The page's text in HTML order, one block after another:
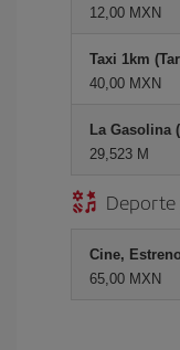
12,00 MXN
Taxi 1km
40,00 MXN
La Gasolina
29,523 M
Deporte
Cine,
65,00 MXN